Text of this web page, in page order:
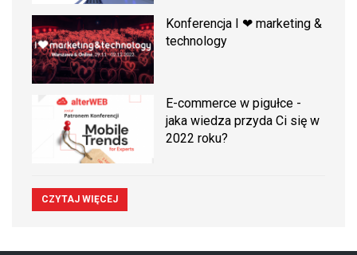
Konferencja I ❤ marketing &
technology
E-commerce w pigułce -
jaka wiedza przyda Ci się w
2022 roku?
CZYTAJ WIĘCEJ